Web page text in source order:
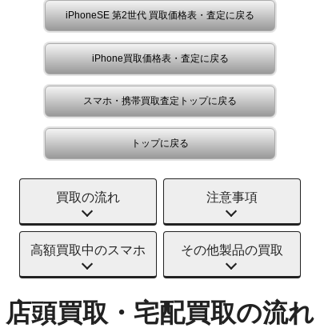
iPhoneSE 第2世代 買取価格表・査定に戻る
iPhone買取価格表・査定に戻る
スマホ・携帯買取査定トップに戻る
トップに戻る
買取の流れ 注意事項
高額買取中のスマホ その他製品の買取
店頭買取・宅配買取の流れ